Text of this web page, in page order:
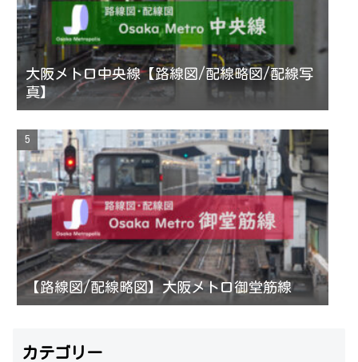
大阪メトロ中央線【路線図/配線略図/配線写
真】
【路線図/配線略図】大阪メトロ御堂筋線
カテゴリー